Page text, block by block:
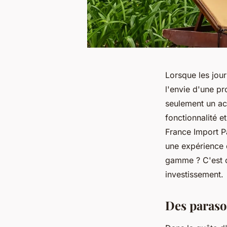
Lorsque les
l'envie d'une
seulement un
fonctionnalité
France Import
une
gamme ? C'est
investissement.
Des